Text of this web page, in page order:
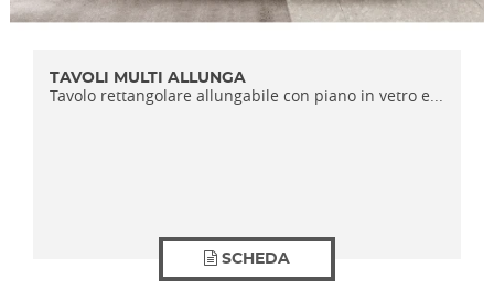
TAVOLI MULTI ALLUNGA
Tavolo rettangolare allungabile con piano in vetro e...
SCHEDA